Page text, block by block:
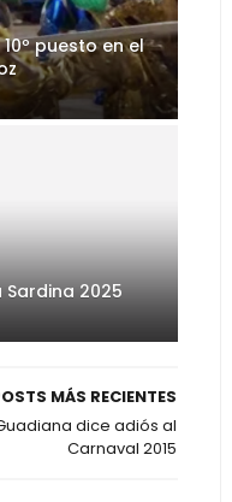
puesto en el
2025
MÁS RECIENTES
dice adiós al
Carnaval 2015